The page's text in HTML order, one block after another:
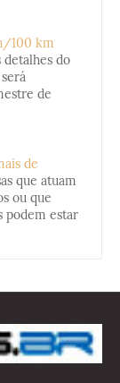
100 km
detalhes do
de
de
que atuam
ou que
podem estar